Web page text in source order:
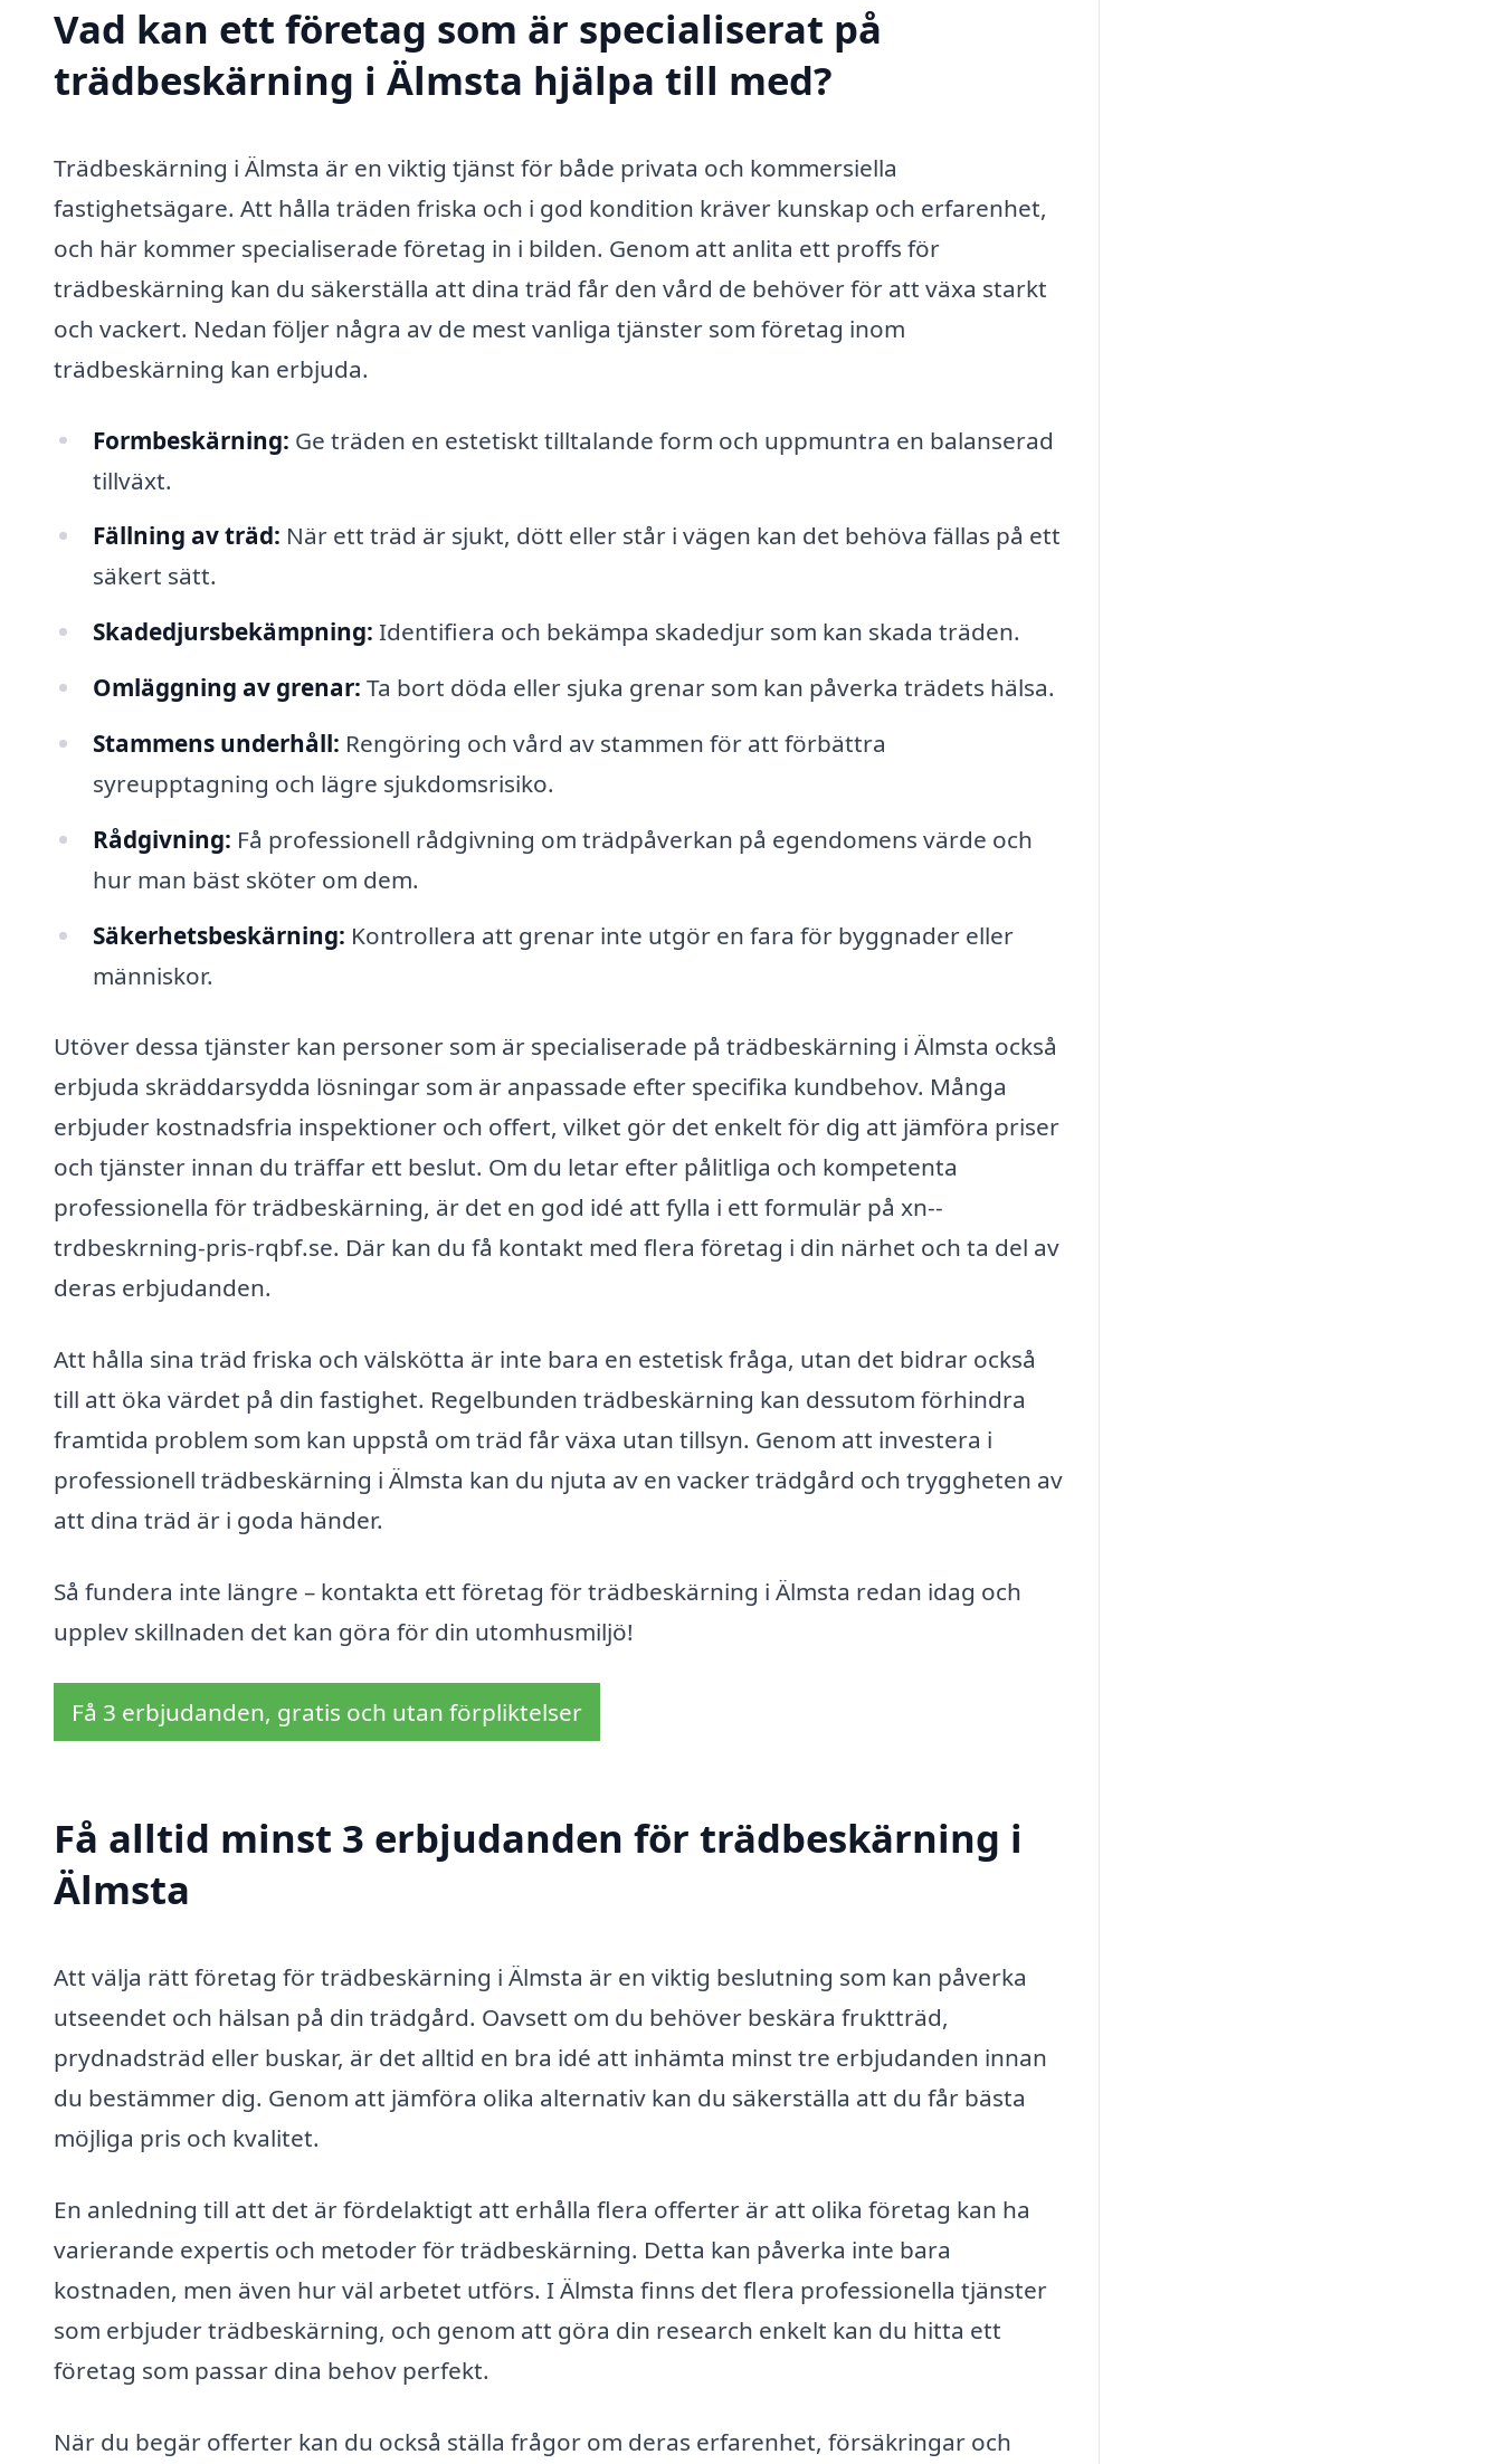
Vad kan ett företag som är specialiserat på
trädbeskärning i Älmsta hjälpa till med?
Trädbeskärning i Älmsta är en viktig tjänst för både privata och kommersiella
fastighetsägare. Att hålla träden friska och i god kondition kräver kunskap och erfarenhet,
och här kommer specialiserade företag in i bilden. Genom att anlita ett proffs för
trädbeskärning kan du säkerställa att dina träd får den vård de behöver för att växa starkt
och vackert. Nedan följer några av de mest vanliga tjänster som företag inom
trädbeskärning kan erbjuda.
Formbeskärning: Ge träden en estetiskt tilltalande form och uppmuntra en balanserad
tillväxt.
Fällning av träd: När ett träd är sjukt, dött eller står i vägen kan det behöva fällas på ett
säkert sätt.
Skadedjursbekämpning: Identifiera och bekämpa skadedjur som kan skada träden.
Omläggning av grenar: Ta bort döda eller sjuka grenar som kan påverka trädets hälsa.
Stammens underhåll: Rengöring och vård av stammen för att förbättra
syreupptagning och lägre sjukdomsrisiko.
Rådgivning: Få professionell rådgivning om trädpåverkan på egendomens värde och
hur man bäst sköter om dem.
Säkerhetsbeskärning: Kontrollera att grenar inte utgör en fara för byggnader eller
människor.
Utöver dessa tjänster kan personer som är specialiserade på trädbeskärning i Älmsta också
erbjuda skräddarsydda lösningar som är anpassade efter specifika kundbehov. Många
erbjuder kostnadsfria inspektioner och offert, vilket gör det enkelt för dig att jämföra priser
och tjänster innan du träffar ett beslut. Om du letar efter pålitliga och kompetenta
professionella för trädbeskärning, är det en god idé att fylla i ett formulär på xn--
trdbeskrning-pris-rqbf.se. Där kan du få kontakt med flera företag i din närhet och ta del av
deras erbjudanden.
Att hålla sina träd friska och välskötta är inte bara en estetisk fråga, utan det bidrar också
till att öka värdet på din fastighet. Regelbunden trädbeskärning kan dessutom förhindra
framtida problem som kan uppstå om träd får växa utan tillsyn. Genom att investera i
professionell trädbeskärning i Älmsta kan du njuta av en vacker trädgård och tryggheten av
att dina träd är i goda händer.
Så fundera inte längre – kontakta ett företag för trädbeskärning i Älmsta redan idag och
upplev skillnaden det kan göra för din utomhusmiljö!
Få 3 erbjudanden, gratis och utan förpliktelser
Få alltid minst 3 erbjudanden för trädbeskärning i
Älmsta
Att välja rätt företag för trädbeskärning i Älmsta är en viktig beslutning som kan påverka
utseendet och hälsan på din trädgård. Oavsett om du behöver beskära fruktträd,
prydnadsträd eller buskar, är det alltid en bra idé att inhämta minst tre erbjudanden innan
du bestämmer dig. Genom att jämföra olika alternativ kan du säkerställa att du får bästa
möjliga pris och kvalitet.
En anledning till att det är fördelaktigt att erhålla flera offerter är att olika företag kan ha
varierande expertis och metoder för trädbeskärning. Detta kan påverka inte bara
kostnaden, men även hur väl arbetet utförs. I Älmsta finns det flera professionella tjänster
som erbjuder trädbeskärning, och genom att göra din research enkelt kan du hitta ett
företag som passar dina behov perfekt.
När du begär offerter kan du också ställa frågor om deras erfarenhet, försäkringar och